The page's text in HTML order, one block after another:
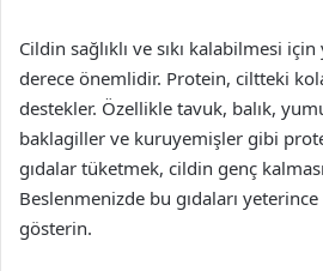
Cildin sağlıklı ve sıkı kalabilmesi
derece önemlidir. Protein, ciltteki
destekler. Özellikle tavuk, balık,
baklagiller ve kuruyemişler gibi
gıdalar tüketmek, cildin genç
Beslenmenizde bu gıdaları
gösterin.